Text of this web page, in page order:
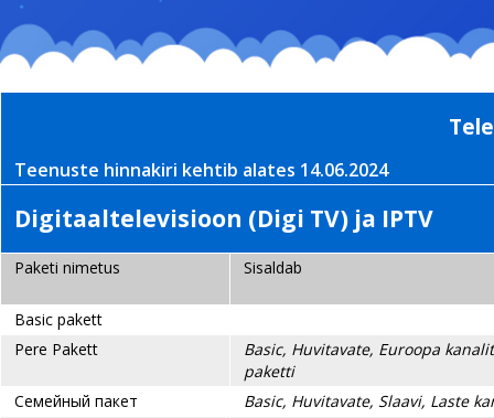
Teenuste hinnakiri kehtib alates 14.06.2024
Digitaaltelevisioon (Digi TV) ja IPTV
Paketi nimetus Sisaldab
Basic pakett
Pere Pakett
Basic, Huvitavate, Euroopa
paketti
Семейный пакет
Basic, Huvitavate, Slaavi, Laste